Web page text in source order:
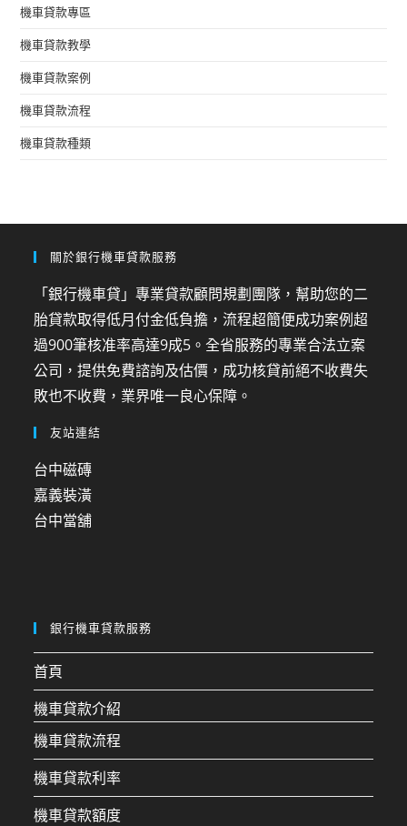
機車貸款專區
機車貸款教學
機車貸款案例
機車貸款流程
機車貸款種類
關於銀行機車貸款服務
「銀行機車貸」專業貸款顧問規劃團隊，幫助您的二
胎貸款取得低月付金低負擔，流程超簡便成功案例超
過900筆核准率高達9成5。全省服務的專業合法立案
公司，提供免費諮詢及估價，成功核貸前絕不收費失
敗也不收費，業界唯一良心保障。
友站連結
台中磁磚
嘉義裝潢
台中當舖
銀行機車貸款服務
首頁
機車貸款介紹
機車貸款流程
機車貸款利率
機車貸款額度